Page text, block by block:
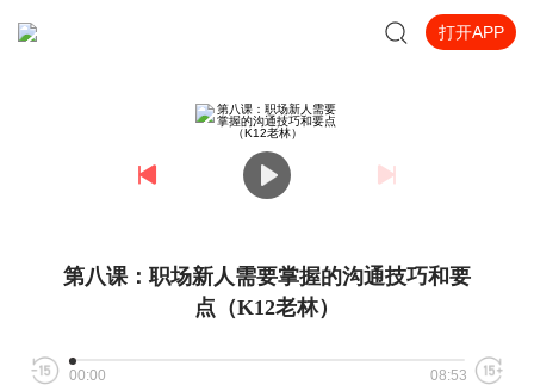
打开APP
第八课：职场新人需要掌握的沟通技巧和要
点（K12老林）
00:00 08:53